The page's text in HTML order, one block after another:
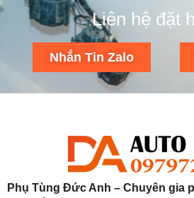
Liên hệ đặt
Nhắn Tin Zalo
Phụ Tùng Đức Anh – Chuyên gia